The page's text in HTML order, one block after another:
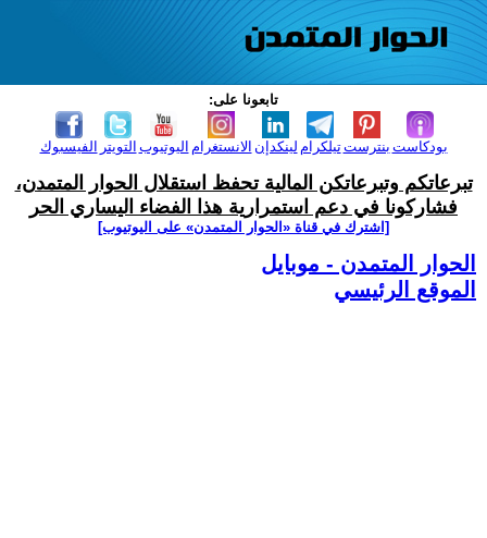
تابعونا على:
الفيسبوك التويتر اليوتيوب الانستغرام لينكدإن تيلكرامبنترست بودكاست
تبرعاتكم وتبرعاتكن المالية تحفظ استقلال الحوار المتمدن،
فشاركونا في دعم استمرارية هذا الفضاء اليساري الحر
[اشترك في قناة ‫«الحوار المتمدن» على اليوتيوب]
الحوار المتمدن - موبايل
الموقع الرئيسي